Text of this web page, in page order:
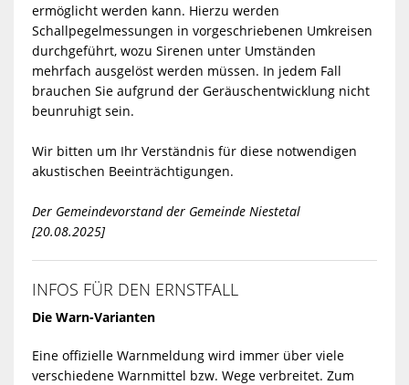
ermöglicht werden kann. Hierzu werden
Schallpegelmessungen in vorgeschriebenen Umkreisen
durchgeführt, wozu Sirenen unter Umständen
mehrfach ausgelöst werden müssen. In jedem Fall
brauchen Sie aufgrund der Geräuschentwicklung nicht
beunruhigt sein.
Wir bitten um Ihr Verständnis für diese notwendigen
akustischen Beeinträchtigungen.
Der Gemeindevorstand der Gemeinde Niestetal
[20.08.2025]
INFOS FÜR DEN ERNSTFALL
Die Warn-Varianten
Eine offizielle Warnmeldung wird immer über viele
verschiedene Warnmittel bzw. Wege verbreitet. Zum